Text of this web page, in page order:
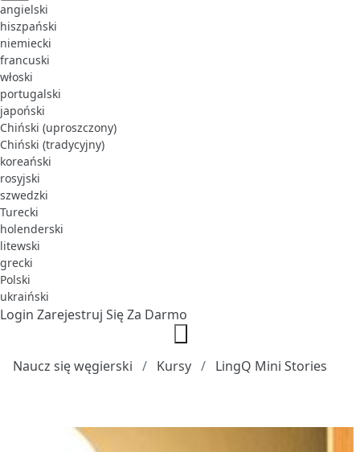
angielski
hiszpański
niemiecki
francuski
włoski
portugalski
japoński
Chiński (uproszczony)
Chiński (tradycyjny)
koreański
rosyjski
szwedzki
Turecki
holenderski
litewski
grecki
Polski
ukraiński
Login Zarejestruj Się Za Darmo
Naucz się węgierski Kursy LingQ Mini Stories